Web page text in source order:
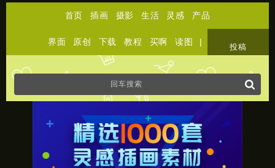
首页 插画 摄影 生活 灵感 产品
界面 原创 下载 教程 买啊 读图 |
投稿